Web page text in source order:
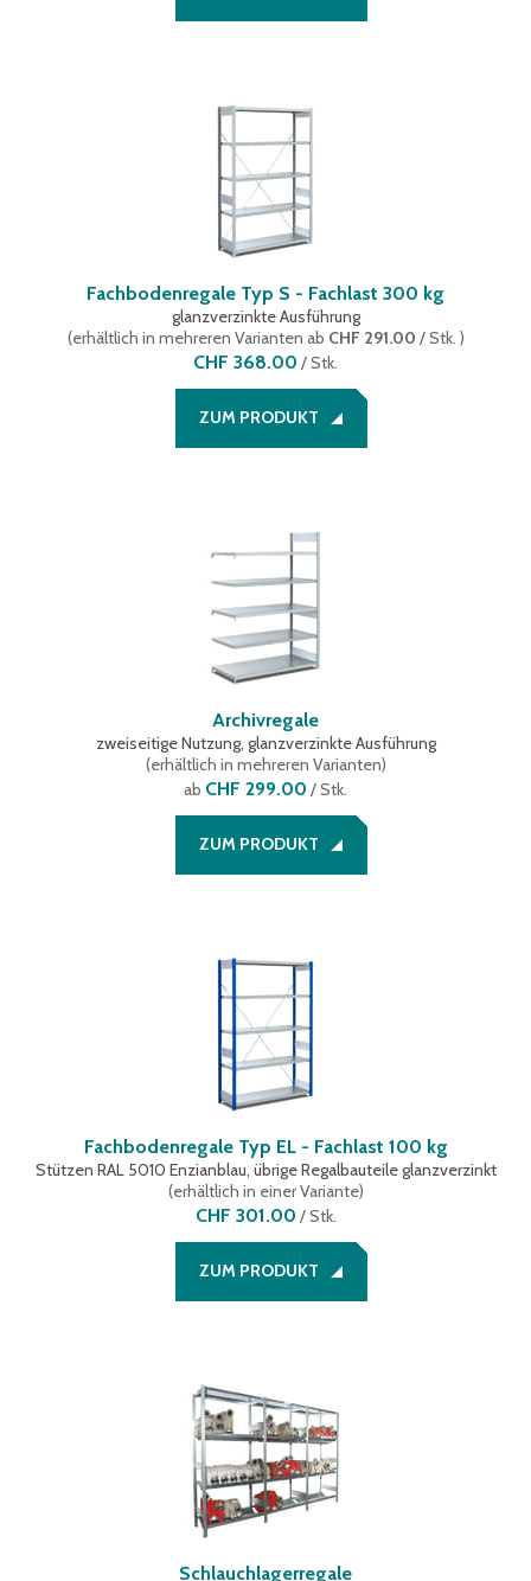
Fachbodenregale Typ S - Fachlast 300 kg
glanzverzinkte Ausführung
(erhältlich in mehreren Varianten ab CHF 291.00 / Stk. )
CHF 368.00 /Stk.
ZUM PRODUKT
Archivregale
zweiseitige Nutzung, glanzverzinkte Ausführung
(erhältlich in mehreren Varianten)
ab CHF 299.00 / Stk.
ZUM PRODUKT
Fachbodenregale Typ EL - Fachlast 100 kg
Stützen RAL 5010 Enzianblau, übrige Regalbauteile glanzverzinkt
(erhältlich in einer Variante)
CHF 301.00 /Stk.
ZUM PRODUKT
Schlauchlagerregale